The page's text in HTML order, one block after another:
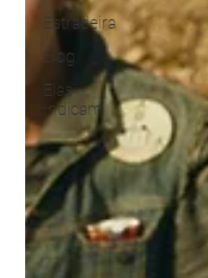
Estradeira
Blog
Elas
Indicam